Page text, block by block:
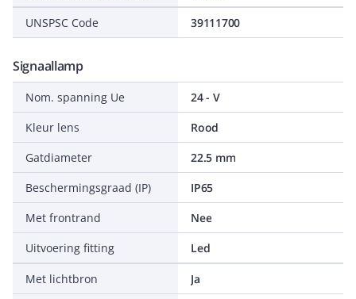
UNSPSC Code 39111700
Signaallamp
Nom. spanning Ue
24 - V
Kleur lens
Rood
Gatdiameter
22.5 mm
Beschermingsgraad (IP)
IP65
Met frontrand
Nee
Uitvoering fitting
Led
Met lichtbron Ja